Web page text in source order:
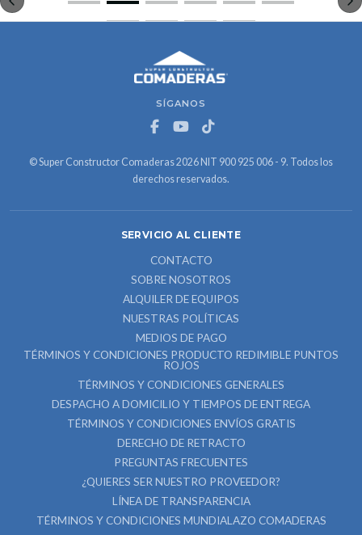
SÍGANOS
© Super Constructor Comaderas 2026 NIT 900 925 006 - 9. Todos los
derechos reservados.
SERVICIO AL CLIENTE
CONTACTO
SOBRE NOSOTROS
ALQUILER DE EQUIPOS
NUESTRAS POLÍTICAS
MEDIOS DE PAGO
TÉRMINOS Y CONDICIONES PRODUCTO REDIMIBLE PUNTOS
ROJOS
TÉRMINOS Y CONDICIONES GENERALES
DESPACHO A DOMICILIO Y TIEMPOS DE ENTREGA
TÉRMINOS Y CONDICIONES ENVÍOS GRATIS
DERECHO DE RETRACTO
PREGUNTAS FRECUENTES
¿QUIERES SER NUESTRO PROVEEDOR?
LÍNEA DE TRANSPARENCIA
TÉRMINOS Y CONDICIONES MUNDIALAZO COMADERAS